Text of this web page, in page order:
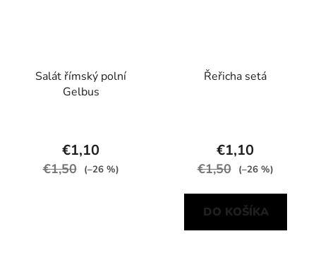
Salát římský polní
Gelbus
€1,10
€1,50 (–26 %)
Řeřicha setá
€1,10
€1,50 (–26 %)
DO KOŠÍKA